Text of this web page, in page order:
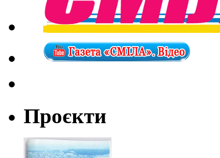
Проєкти